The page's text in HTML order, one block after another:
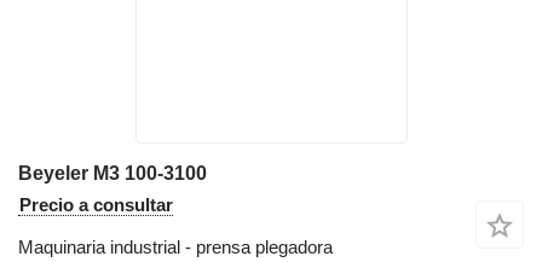
Beyeler M3 100-3100
Precio a consultar
Maquinaria industrial - prensa plegadora